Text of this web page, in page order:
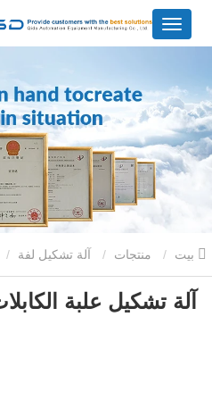
منتجات آلة تشكيل لفة
تشكيل علبة الكابلات
آلة تشكيل علبة